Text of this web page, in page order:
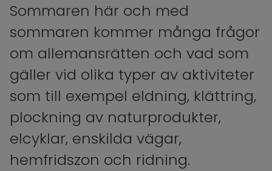
Sommaren här och med
sommaren kommer många frågor
om allemansrätten och vad som
gäller vid olika typer av aktiviteter
som till exempel eldning, klättring,
plockning av naturprodukter,
elcyklar, enskilda vägar,
hemfridszon och ridning.